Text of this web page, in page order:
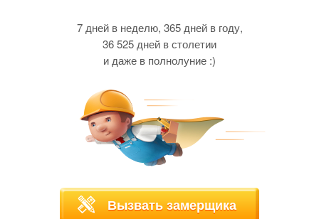
7 дней в неделю, 365 дней в году,
36 525 дней в столетии
и даже в полнолуние :)
Вызвать замерщика